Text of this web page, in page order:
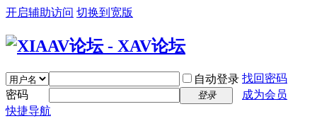
开启辅助访问 切换到宽版
自动登录 找回密码
密码
登录
成为会员
快捷导航